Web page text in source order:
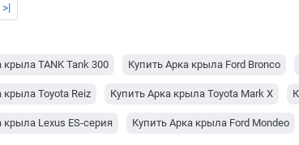
>|
крыла TANK Tank 300 Купить Арка крыла Ford Bronco
крыла Toyota Reiz Купить Арка крыла Toyota Mark X
крыла Lexus ES-серия Купить Арка крыла Ford Mondeo